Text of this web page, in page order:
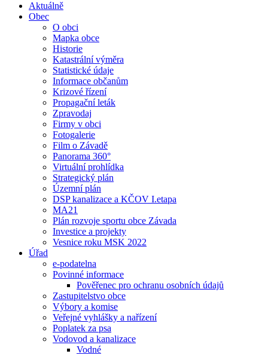
Aktuálně
Obec
O obci
Mapka obce
Historie
Katastrální výměra
Statistické údaje
Informace občanům
Krizové řízení
Propagační leták
Zpravodaj
Firmy v obci
Fotogalerie
Film o Závadě
Panorama 360°
Virtuální prohlídka
Strategický plán
Územní plán
DSP kanalizace a KČOV I.etapa
MA21
Plán rozvoje sportu obce Závada
Investice a projekty
Vesnice roku MSK 2022
Úřad
e-podatelna
Povinné informace
Pověřenec pro ochranu osobních údajů
Zastupitelstvo obce
Výbory a komise
Veřejné vyhlášky a nařízení
Poplatek za psa
Vodovod a kanalizace
Vodné